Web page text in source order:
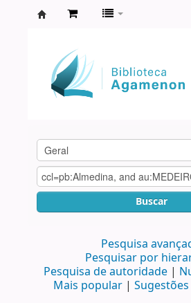
Agamenon
Magalhães
Buscar
Pesquisa
Pesquisar por
Pesquisa de autoridade
Mais popular